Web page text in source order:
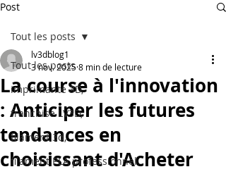
Post
Tout les posts
imprimante 3D,
franchise LV3D,
filament 3d,
filament PLA professionnel
Tout les posts
La course à l'innovation
: Anticiper les futures
tendances en
choisissant d'Acheter
lv3dblog1
3 nov. 20258 min de lecture